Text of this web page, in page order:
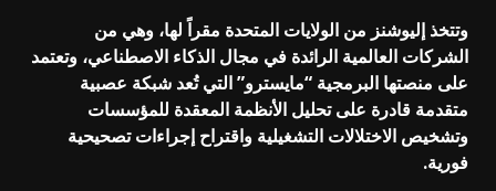
وتتخذ إليوشنز من الولايات المتحدة مقراً لها، وهي من
الشركات العالمية الرائدة في مجال الذكاء الاصطناعي، وتعتمد
على منصتها البرمجية “مايسترو” التي تُعد شبكة عصبية
متقدمة قادرة على تحليل الأنظمة المعقدة للمؤسسات
وتشخيص الاختلالات التشغيلية واقتراح إجراءات تصحيحية
فورية.